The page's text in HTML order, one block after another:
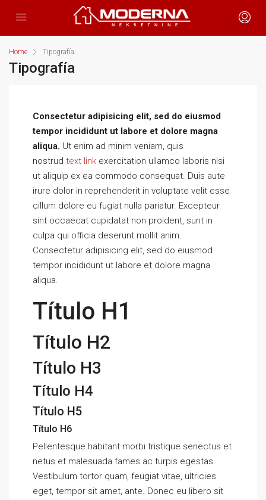
Home Tipografía
Tipografía
Consectetur adipisicing elit, sed do eiusmod
tempor incididunt ut labore et dolore magna
aliqua. Ut enim ad minim veniam, quis
nostrud text link exercitation ullamco laboris nisi
ut aliquip ex ea commodo consequat. Duis aute
irure dolor in reprehenderit in voluptate velit esse
cillum dolore eu fugiat nulla pariatur. Excepteur
sint occaecat cupidatat non proident, sunt in
culpa qui officia deserunt mollit anim.
Consectetur adipisicing elit, sed do eiusmod
tempor incididunt ut labore et dolore magna
aliqua.
Título H1
Título H2
Título H3
Título H4
Título H5
Título H6
Pellentesque habitant morbi tristique senectus et
netus et malesuada fames ac turpis egestas.
Vestibulum tortor quam, feugiat vitae, ultricies
eget, tempor sit amet, ante. Donec eu libero sit